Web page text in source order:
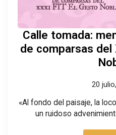
Calle tomada:
de comparsas del
20
«Al fondo del paisaje, la
un ruidoso